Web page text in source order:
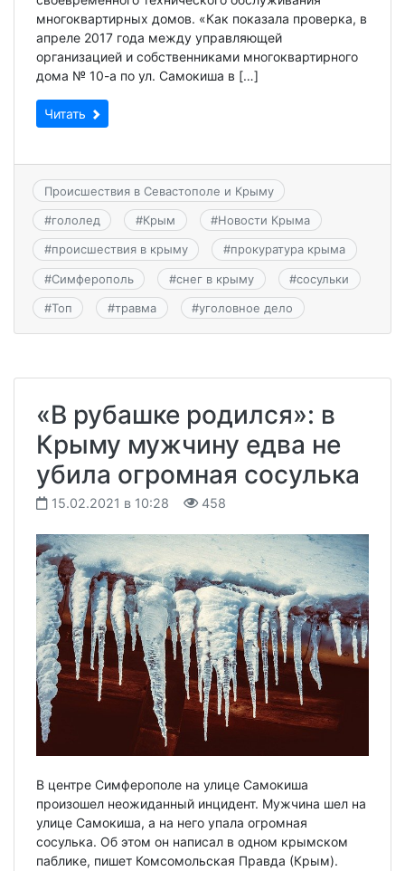
многоквартирных домов. «Как показала проверка, в
апреле 2017 года между управляющей
организацией и собственниками многоквартирного
дома № 10-а по ул. Самокиша в […]
Читать
Происшествия в Севастополе и Крыму
#гололед #Крым #Новости Крыма
#происшествия в крыму #прокуратура крыма
#Симферополь #снег в крыму #сосульки
#Топ #травма #уголовное дело
«В рубашке родился»: в
Крыму мужчину едва не
убила огромная сосулька
15.02.2021 в 10:28 458
В центре Симферополе на улице Самокиша
произошел неожиданный инцидент. Мужчина шел на
улице Самокиша, а на него упала огромная
сосулька. Об этом он написал в одном крымском
паблике, пишет Комсомольская Правда (Крым).